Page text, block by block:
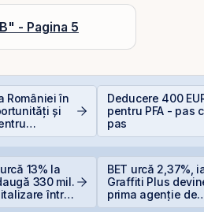
- Pagina 5
României în
și
Deducere 400
pentru PFA - pas
pas
13% la
330 mil.
într-o
BET urcă 2,37%,
Graffiti Plus
prima agenție de